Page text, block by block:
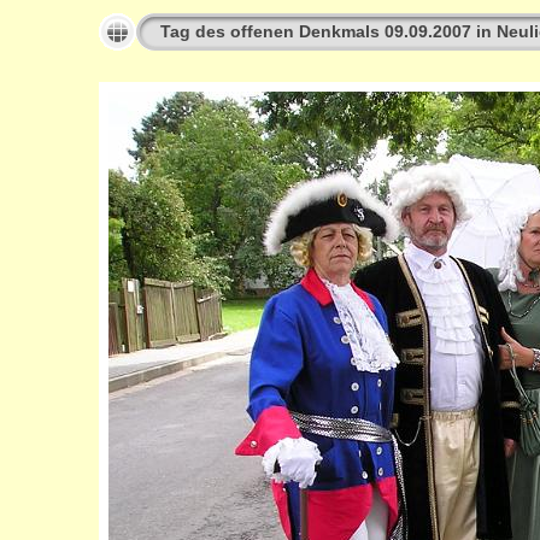
Tag des offenen Denkmals 09.09.2007 in